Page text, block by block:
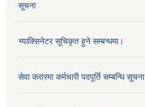
सूचना
भ्याक्सिनेटर सूचिकृत हुने सम्बन्धमा।
सेवा करारमा कर्मचारी पदपूर्ति सम्बन्धि सूचना